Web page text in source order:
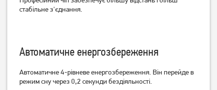
стабільне з'єднання.
Автоматичне енергозбереження
Автоматичне 4-рівневе енергозбереження. Він перейде в
режим сну через 0,2 секунди бездіяльності.